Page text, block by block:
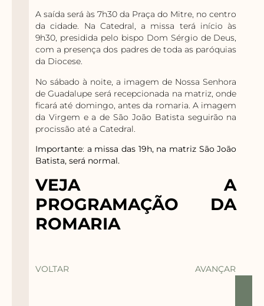
A saída será às 7h30 da Praça do Mitre, no centro
da cidade. Na Catedral, a missa terá início às
9h30, presidida pelo bispo Dom Sérgio de Deus,
com a presença dos padres de toda as paróquias
da Diocese.
No sábado à noite, a imagem de Nossa Senhora
de Guadalupe será recepcionada na matriz, onde
ficará até domingo, antes da romaria. A imagem
da Virgem e a de São João Batista seguirão na
procissão até a Catedral.
Importante: a missa das 19h, na matriz São João
Batista, será normal.
VEJA A
PROGRAMAÇÃO DA
ROMARIA
VOLTAR AVANÇAR